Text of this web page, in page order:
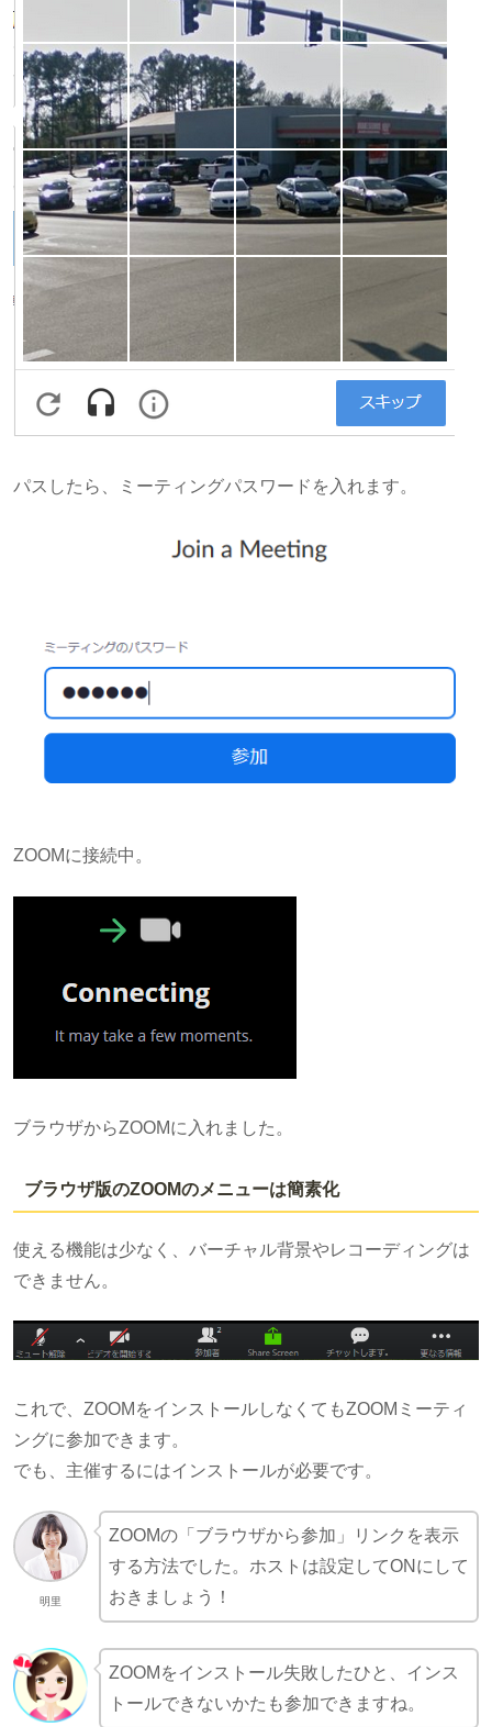
パスしたら、ミーティングパスワードを入れます。
ZOOMに接続中。
ブラウザからZOOMに入れました。
ブラウザ版のZOOMのメニューは簡素化
使える機能は少なく、バーチャル背景やレコーディングは
できません。
これで、ZOOMをインストールしなくてもZOOMミーティ
ングに参加できます。
でも、主催するにはインストールが必要です。
明里
ZOOMの「ブラウザから参加」リンクを表示
する方法でした。ホストは設定してONにして
おきましょう！
ZOOMをインストール失敗したひと、インス
トールできないかたも参加できますね。